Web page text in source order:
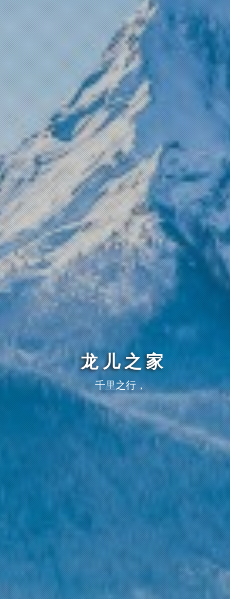
龙儿之家
千里之行，始于足